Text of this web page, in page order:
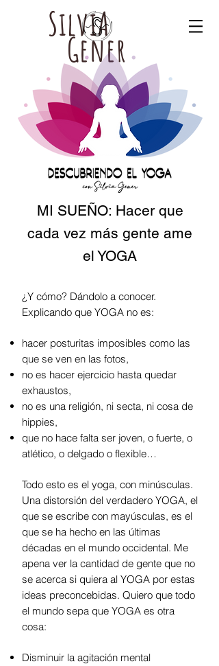
SilviA
Gener
MI SUEÑO: Hacer que
cada vez más gente ame
el YOGA
¿Y cómo? Dándolo a conocer.
Explicando que YOGA no es:
hacer posturitas imposibles como las
que se ven en las fotos,
no es hacer ejercicio hasta quedar
exhaustos,
no es una religión, ni secta, ni cosa de
hippies,
que no hace falta ser joven, o fuerte, o
atlético, o delgado o flexible…
Todo esto es el yoga, con minúsculas.
Una distorsión del verdadero YOGA, el
que se escribe con mayúsculas, es el
que se ha hecho en las últimas
décadas en el mundo occidental. Me
apena ver la cantidad de gente que no
se acerca si quiera al YOGA por estas
ideas preconcebidas. Quiero que todo
el mundo sepa que YOGA es otra
cosa:
Disminuir la agitación mental